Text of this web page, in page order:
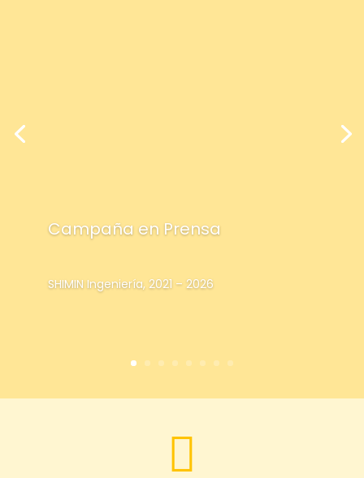
Campaña en Prensa
SHIMIN Ingeniería, 2021 – 2026
